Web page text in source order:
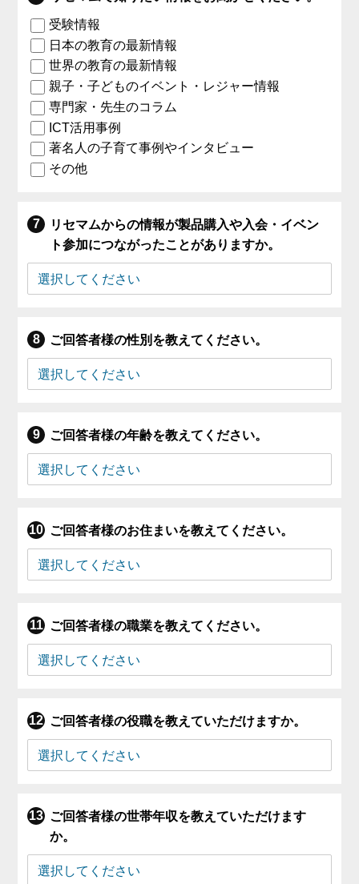
受験情報
日本の教育の最新情報
世界の教育の最新情報
親子・子どものイベント・レジャー情報
専門家・先生のコラム
ICT活用事例
著名人の子育て事例やインタビュー
その他
リセマムからの情報が製品購入や入会・イベン
ト参加につながったことがありますか。
ご回答者様の性別を教えてください。
ご回答者様の年齢を教えてください。
ご回答者様のお住まいを教えてください。
ご回答者様の職業を教えてください。
ご回答者様の役職を教えていただけますか。
ご回答者様の世帯年収を教えていただけます
か。